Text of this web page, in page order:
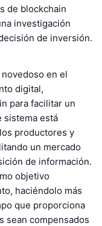
de blockchain
investigación
de inversión.
en el
digital,
para facilitar un
sistema está
productores y
un mercado
de información.
objetivo
haciéndolo más
que proporciona
sean compensados